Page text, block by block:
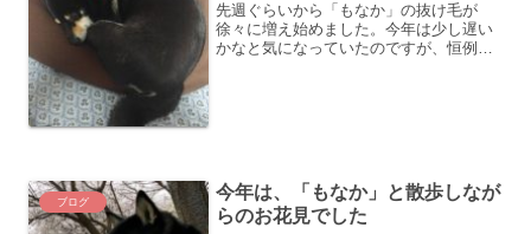
先週ぐらいから「もなか」の抜け毛が
徐々に増え始めました。今年は少し遅い
かなと気になっていたのですが、恒例の
ブログ
今年は、「もなか」と散歩しなが
らのお花見でした